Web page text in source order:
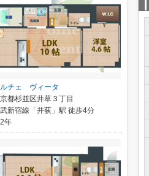
ルチェ ヴィータ
都杉並区井草３丁目
新宿線「井荻」駅 徒歩4分
年